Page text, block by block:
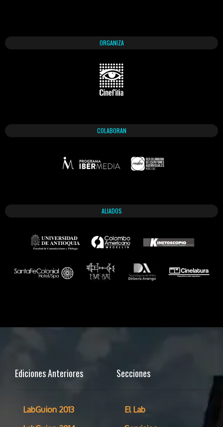
ORGANIZA
COLABORAN
ALIADOS
Ediciones Anteriores
LabGuion 2013
Secciones
El Lab